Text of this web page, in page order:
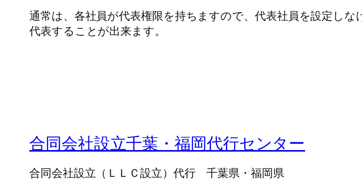
通常は、各社員が代表権限を持ちますので、代表社員を設定し
代表することが出来ます。
合同会社設立千葉・福岡代行センター
合同会社設立（ＬＬＣ設立）代行 千葉県・福岡県